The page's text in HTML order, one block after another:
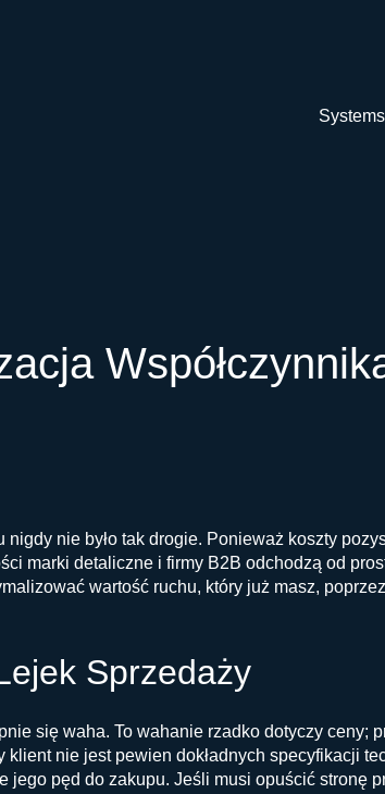
Systems
nie było tak drogie. Ponieważ koszty
marki detaliczne i firmy B2B odchodzą od
wartość ruchu, który już masz,
Sprzedaży
się waha. To wahanie rzadko dotyczy ceny;
nie jest pewien dokładnych specyfikacji
jego pęd do zakupu. Jeśli musi opuścić stronę